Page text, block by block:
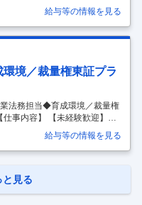
のサポート／平均残業月22H
仕事内容】 ～麻布台ヒルズ
ァーム／ホワイト500認定／
コンサルティングファームの
業界のリーディングカンパ
契約関連のアシスト業務をお
サル業務サポートでの検討可
給与等の情報を見る
境／裁量権東証プラ
法務担当◆育成環境／裁量権
事内容】 【未経験歓迎】企
ム上場／麻布台ヒルズ◆BC
軸を叶えられる ◎約6,000名
人材マネジメントの経験を積
A Billionに選出されるな
給与等の情報を見る
と見る